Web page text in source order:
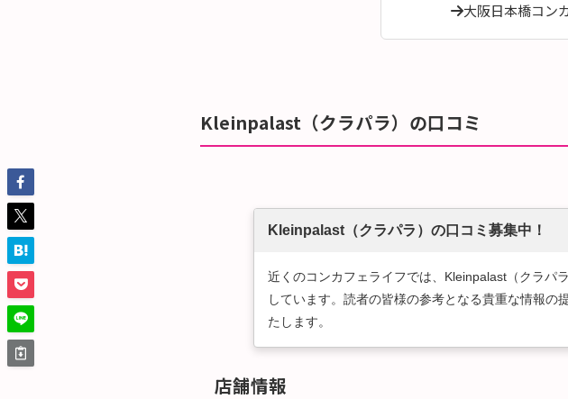
大阪日本橋コン
Kleinpalast（クラパラ）の口コミ
Kleinpalast（クラパラ）の口コミ募集中！
近くのコンカフェライフでは、Kleinpalast（クラパ
しています。読者の皆様の参考となる貴重な情報の
たします。
店舗情報